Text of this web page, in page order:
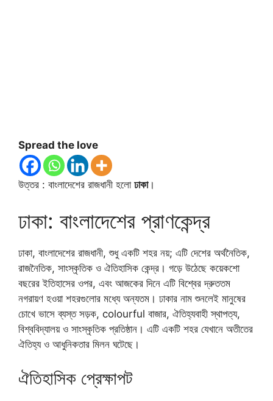
Spread the love
উত্তর : বাংলাদেশের রাজধানী হলো ঢাকা।
ঢাকা: বাংলাদেশের প্রাণকেন্দ্র
ঢাকা, বাংলাদেশের রাজধানী, শুধু একটি শহর নয়; এটি দেশের অর্থনৈতিক,
রাজনৈতিক, সাংস্কৃতিক ও ঐতিহাসিক কেন্দ্র। গড়ে উঠেছে কয়েকশো
বছরের ইতিহাসের ওপর, এবং আজকের দিনে এটি বিশ্বের দ্রুততম
নগরায়ণ হওয়া শহরগুলোর মধ্যে অন্যতম। ঢাকার নাম শুনলেই মানুষের
চোখে ভাসে ব্যস্ত সড়ক, colourful বাজার, ঐতিহ্যবাহী স্থাপত্য,
বিশ্ববিদ্যালয় ও সাংস্কৃতিক প্রতিষ্ঠান। এটি একটি শহর যেখানে অতীতের
ঐতিহ্য ও আধুনিকতার মিলন ঘটেছে।
ঐতিহাসিক প্রেক্ষাপট